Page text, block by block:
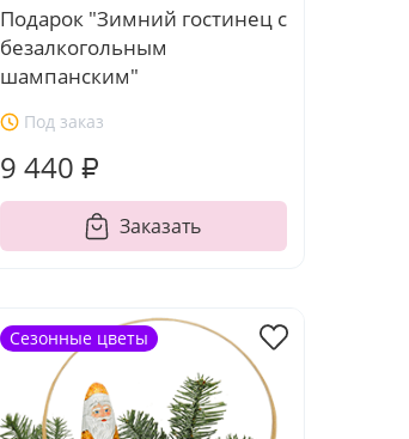
Подарок "Зимний гостинец с
безалкогольным
шампанским"
Под заказ
9 440 ₽
Заказать
Сезонные цветы